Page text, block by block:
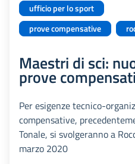
ufficio per lo sport
prove compensative
Maestri di sci:
prove
Per esigenze tecnico-
compensative,
Tonale, si svolgeranno a
marzo 2020